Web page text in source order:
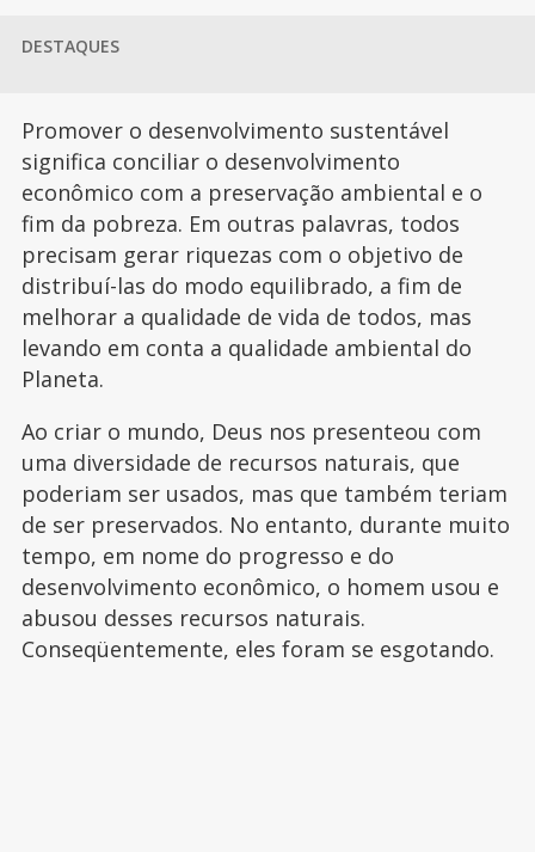
DESTAQUES
Promover o desenvolvimento sustentável
significa conciliar o desenvolvimento
econômico com a preservação ambiental e o
fim da pobreza. Em outras palavras, todos
precisam gerar riquezas com o objetivo de
distribuí-las do modo equilibrado, a fim de
melhorar a qualidade de vida de todos, mas
levando em conta a qualidade ambiental do
Planeta.
Ao criar o mundo, Deus nos presenteou com
uma diversidade de recursos naturais, que
poderiam ser usados, mas que também teriam
de ser preservados. No entanto, durante muito
tempo, em nome do progresso e do
desenvolvimento econômico, o homem usou e
abusou desses recursos naturais.
Conseqüentemente, eles foram se esgotando.